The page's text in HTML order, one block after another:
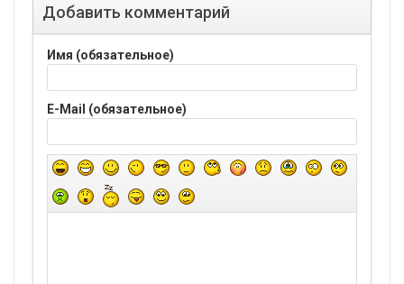
Добавить комментарий
Имя (обязательное)
E-Mail (обязательное)